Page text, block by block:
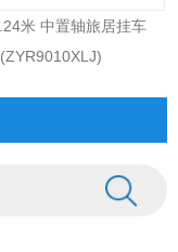
米 中置轴旅居挂车
(ZYR9010XLJ)